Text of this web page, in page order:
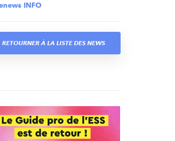
INFO
RETOURNER À LA LISTE DES NEWS